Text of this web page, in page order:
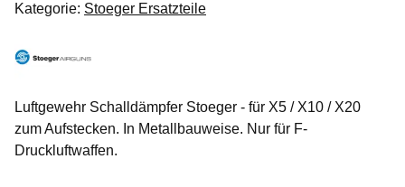
Kategorie: Stoeger Ersatzteile
Luftgewehr Schalldämpfer Stoeger - für X5 / X10 / X20
zum Aufstecken. In Metallbauweise. Nur für F-
Druckluftwaffen.